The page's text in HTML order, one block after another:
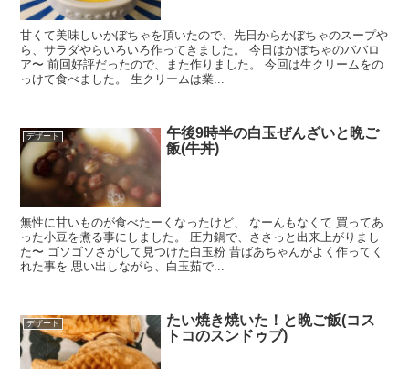
甘くて美味しいかぼちゃを頂いたので、先日からかぼちゃのスープや
ら、サラダやらいろいろ作ってきました。 今日はかぼちゃのババロ
ア〜 前回好評だったので、また作りました。 今回は生クリームをの
っけて食べました。 生クリームは業...
デザート
午後9時半の白玉ぜんざいと晩ご
飯(牛丼)
無性に甘いものが食べたーくなったけど、 なーんもなくて 買ってあ
った小豆を煮る事にしました。 圧力鍋で、ささっと出来上がりまし
た〜 ゴソゴソさがして見つけた白玉粉 昔ばあちゃんがよく作ってく
れた事を 思い出しながら、白玉茹で...
デザート
たい焼き焼いた！と晩ご飯(コス
トコのスンドゥブ)